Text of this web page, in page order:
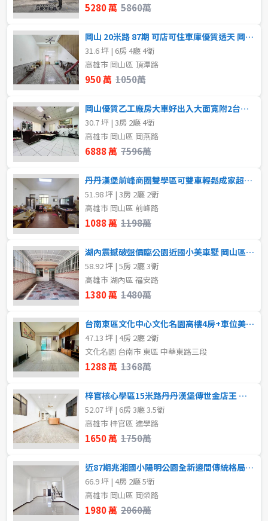
屋齡
不拘
售價
不拘
2房
4房 5房以上
租金(元)
5280 萬 5860萬
岡山 20米路 87期 可店可住車庫優質透天 岡山區買賣房
31.6 坪 | 6房 4廳 4衛
高雄市 岡山區 頂潭路
950 萬 1050萬
岡山優質乙工廠房大車好出入大面寬附2台天車 岡山區買賣房
30.7 坪 | 3房 2廳 4衛
高雄市 岡山區 岡燕路
6888 萬 7596萬
丹丹漢堡前峰商圈雙學區可雙車輕鬆成家超值車墅 岡山區買賣房
51.98 坪 | 3房 2廳 2衛
高雄市 岡山區 前峰路
1088 萬 1198萬
湖內震撼破盤價臨公園近國小美車墅 岡山區買賣房
58.92 坪 | 5房 2廳 3衛
高雄市 湖內區 福安路
1380 萬 1480萬
台南東區文化中心文化名園高樓4房+車位美大樓 岡山區買賣房
47.13 坪 | 4房 2廳 2衛
文化名園 台南市 東區 中華東路三段
1288 萬 1368萬
梓官核心學區15米路丹丹漢堡傳世金店王 岡山區買賣房
52.07 坪 | 6房 3廳 3.5衛
高雄市 梓官區 進學路
1650 萬 1750萬
近87期兆湘國小陽明公園全新邊間傳統格局美車墅 岡山區買賣房
66.9 坪 | 4房 2廳 5衛
高雄市 岡山區 岡榮路
1980 萬 2060萬